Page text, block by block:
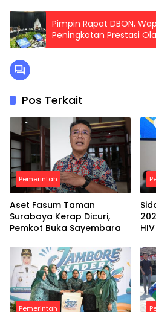
Pimpin Rapat DBON,
Peningkatan Prestasi
Hulu
Pos Terkait
Pemerintah
Aset Fasum Taman
Surabaya Kerap Dicuri,
Pemkot Buka Sayembara
Pemerintah